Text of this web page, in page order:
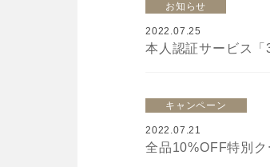
お知らせ
2022.07.25
本人認証サービス
キャンペーン
2022.07.21
全品10%OFF特別ク